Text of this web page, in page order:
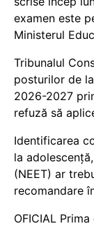
examen este
Ministerul
Tribunalul
posturilor de
2026-2027
refuză să
Identificarea
la
(NEET) ar
recomandare
OFICIAL